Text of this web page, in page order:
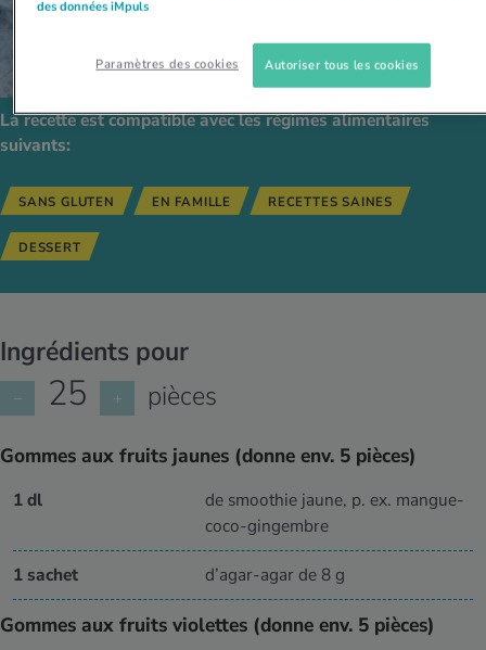
La recette est compatible avec les régimes alimentaires
suivants:
SANS GLUTEN EN FAMILLE RECETTES SAINES
DESSERT
Ingrédients pour
− 25 + pièces
Gommes aux fruits jaunes (donne env. 5 pièces)
1 dl
de smoothie jaune, p. ex. mangue-
coco-gingembre
1 sachet d’agar-agar de 8 g
Gommes aux fruits violettes (donne env. 5 pièces)
des données iMpuls
Paramètres des cookies Autoriser tous les cookies